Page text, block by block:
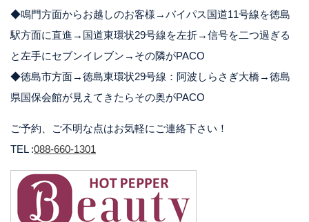
◆鳴門方面からお越しのお客様→バイパス国道11号線を徳島
駅方面に直進→国道東環状29号線を左折→信号を二つ過ぎる
と左手にセブンイレブン→その隣がPACO
◆徳島市方面→徳島東環状29号線：阿波しらさぎ大橋→徳島
県国保会館が見えてきたらその奥がPACO
ご予約、ご不明な点はお気軽にご連絡下さい！
TEL :088-660-1301